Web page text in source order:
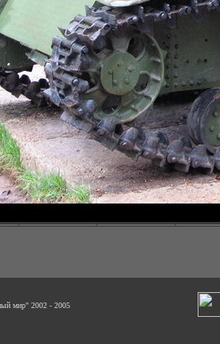
мир" 2002 - 2005